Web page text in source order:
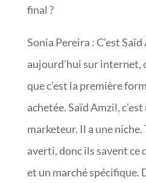
final ?
Sonia Pereira : C’est
aujourd’hui sur internet,
que c’est la première
achetée. Saïd Amzil,
marketeur. Il a une niche.
averti, donc ils savent ce
et un marché spécifique.